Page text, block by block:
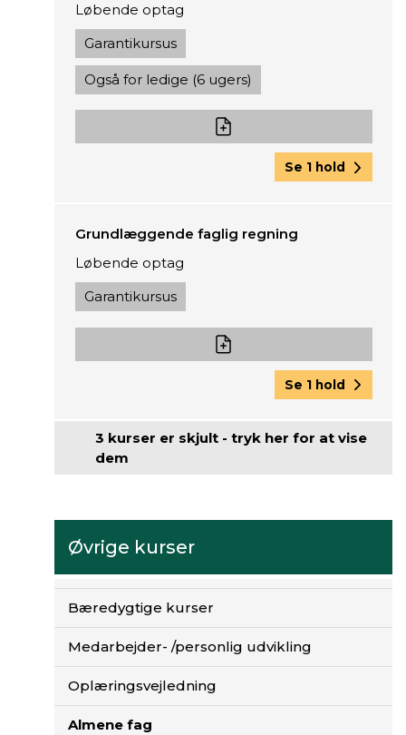
Garantikursus
Også for ledige (6 ugers)
Se 1 hold
Løbende optag
Grundlæggende faglig regning
Garantikursus
Se 1 hold
Løbende optag
3 kurser er skjult - tryk her for at vise
dem
Øvrige kurser
Bæredygtige kurser
Medarbejder- /personlig udvikling
Oplæringsvejledning
Almene fag